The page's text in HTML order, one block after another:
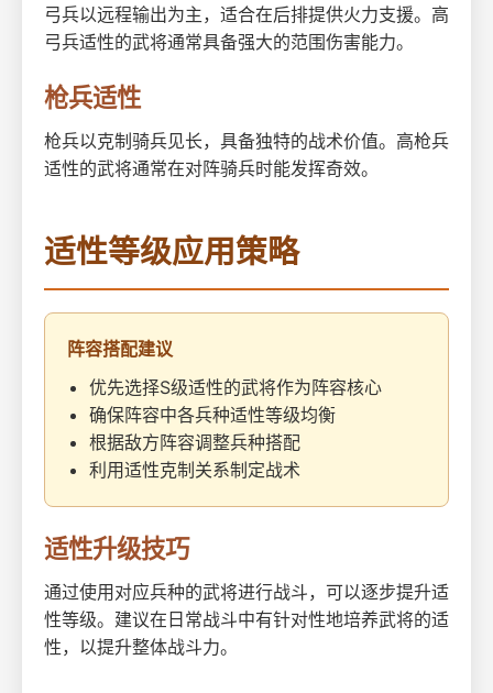
弓兵以远程输出为主，适合在后排提供火力支援。高
弓兵适性的武将通常具备强大的范围伤害能力。
枪兵适性
枪兵以克制骑兵见长，具备独特的战术价值。高枪兵
适性的武将通常在对阵骑兵时能发挥奇效。
适性等级应用策略
阵容搭配建议
优先选择S级适性的武将作为阵容核心
确保阵容中各兵种适性等级均衡
根据敌方阵容调整兵种搭配
利用适性克制关系制定战术
适性升级技巧
通过使用对应兵种的武将进行战斗，可以逐步提升适
性等级。建议在日常战斗中有针对性地培养武将的适
性，以提升整体战斗力。